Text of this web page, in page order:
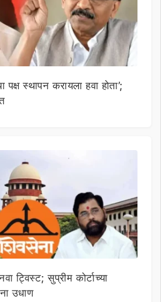
स्थापन करायला हवा होता’;
ट्विस्ट; सुप्रीम कोर्टाच्या
उधाण